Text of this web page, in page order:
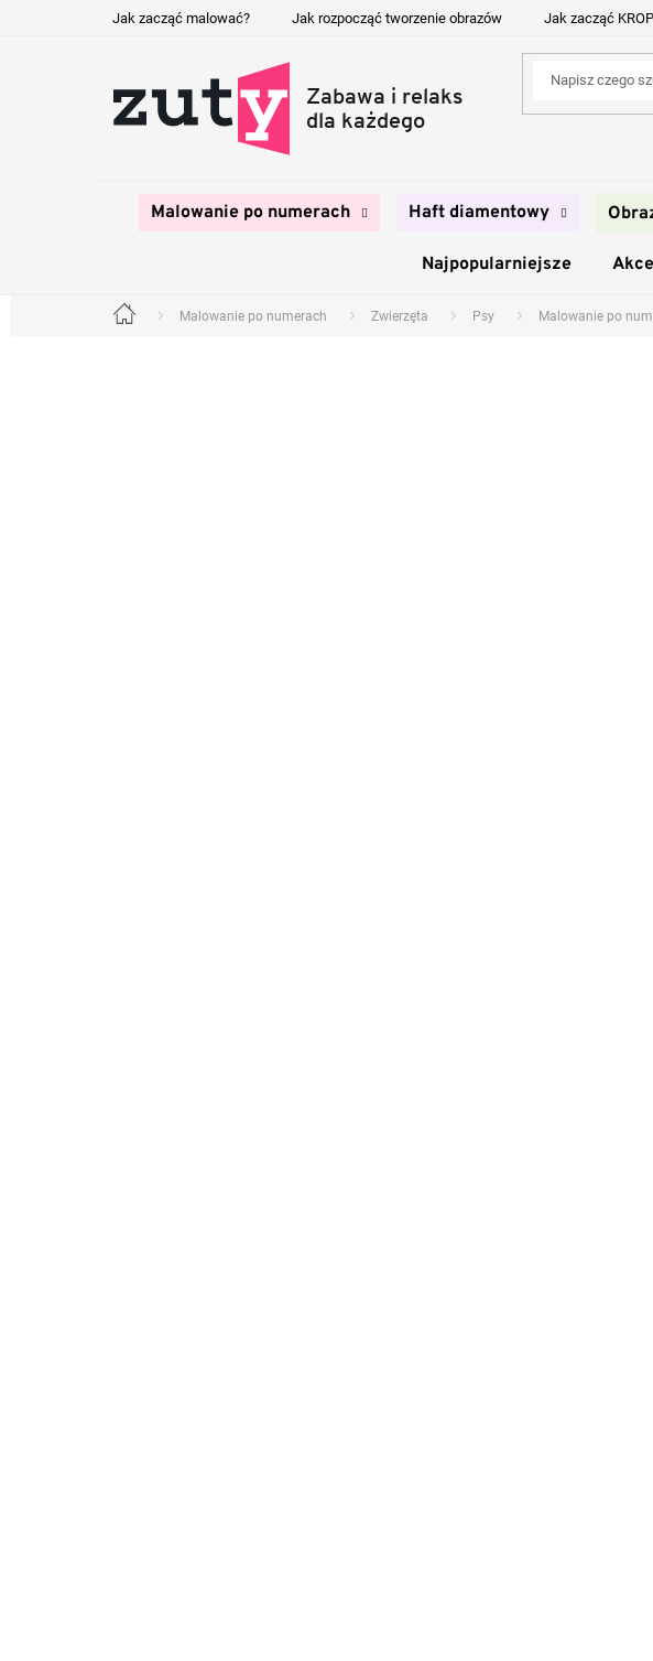
Jak zacząć malować? Jak rozpocząć tworzenie obrazów Jak zacząć
Malowanie po numerach Haft diamentowy
Najpopularniejsze
Home Malowanie po numerach Zwierzęta Psy Malowanie po